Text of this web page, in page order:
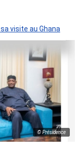
visite au Ghana
© Présidence